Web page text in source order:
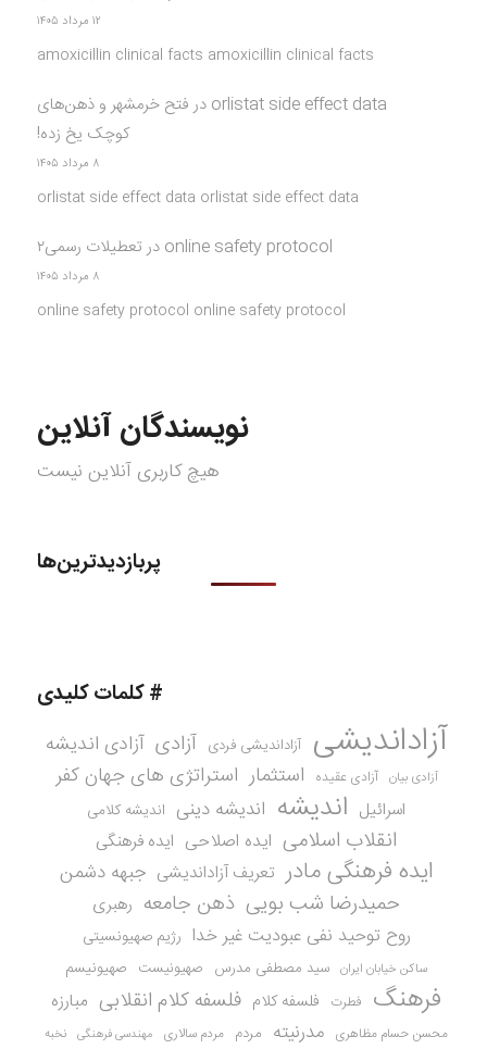
۱۲ مرداد ۱۴۰۵
amoxicillin clinical facts amoxicillin clinical facts
orlistat side effect data درفتح خرمشهر و ذهن‌های
کوچک یخ زده!
۸ مرداد ۱۴۰۵
orlistat side effect data orlistat side effect data
online safety protocol درتعطیلات رسمی۲
۸ مرداد ۱۴۰۵
online safety protocol online safety protocol
نویسندگان آنلاین
هیچ کاربری آنلاین نیست
پربازدیدترین‌ها
# کلمات کلیدی
آزاداندیشی آزاداندیشی فردی آزادی آزادی اندیشه
آزادی بیان آزادی عقیده استثمار استراتژی های جهان کفر
اسرائیل اندیشه اندیشه دینی اندیشه کلامی
انقلاب اسلامی ایده اصلاحی ایده فرهنگی
ایده فرهنگی مادر تعریف آزاداندیشی جبهه دشمن
حمیدرضا شب بویی ذهن جامعه رهبری
روح توحید نفی عبودیت غیر خدا رژیم صهیونسیتی
ساکن خیابان ایران سید مصطفی مدرس صهیونیست صهیونیسم
فرهنگ فطرت فلسفه کلام فلسفه کلام انقلابی مبارزه
محسن حسام مظاهری مدرنیته مردم مردم سالاری مهندسی فرهنگی نخبه